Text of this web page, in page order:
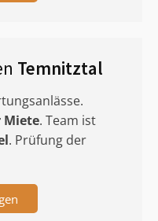
Temnitztal
Miete. Team ist
. Prüfung der